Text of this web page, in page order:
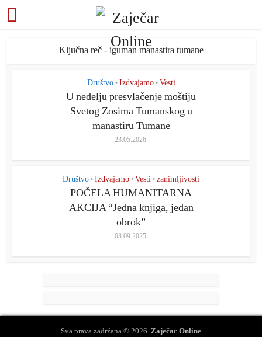
Ključna reč - iguman manastira tumane
Društvo • Izdvajamo • Vesti
U nedelju presvlačenje moštiju
Svetog Zosima Tumanskog u
manastiru Tumane
23.05.2026.
Društvo • Izdvajamo • Vesti • zanimljivosti
POČELA HUMANITARNA
AKCIJA “Jedna knjiga, jedan
obrok”
03.09.2025.
Sva prava zadržana © 2026. Zaječar Online